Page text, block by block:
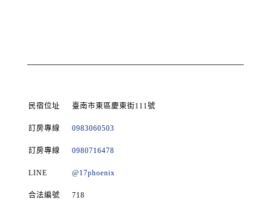
民宿位址 臺南市東區慶東街111號
訂房專線 0983060503
訂房專線 0980716478
LINE @17phoenix
合法編號 718